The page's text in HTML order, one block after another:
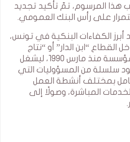
وبموجب هذا المرسوم، تمّ تأكيد تجديد
على رأس البنك العمومي.
الكفاءات البنكية في تونس،
“ابن الدار” أو “نتاج
STB”، حيث التحق بالمؤسسة منذ مارس 1990، ليشغل
سلسلة من المسؤوليات التي
بمختلف أنشطة العمل
المباشرة، وصولًا إلى